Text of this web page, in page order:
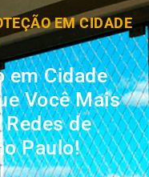
EM CIDADE
em Cidade
Você Mais
de
Paulo!